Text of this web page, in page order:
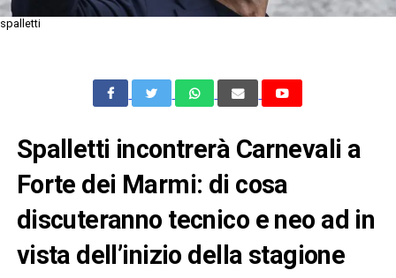
spalletti
Spalletti incontrerà Carnevali a
Forte dei Marmi: di cosa
discuteranno tecnico e neo ad in
vista dell’inizio della stagione